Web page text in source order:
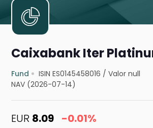
Caixabank Iter
Fund ISIN ES0145458016 /Valor null
NAV (2026-07-14)
EUR 8.09 -0.01%